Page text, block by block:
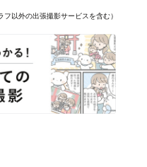
以外の出張撮影サービスを含む）